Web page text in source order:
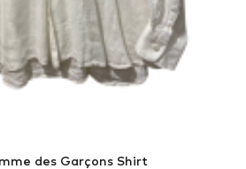
des Garçons Shirt